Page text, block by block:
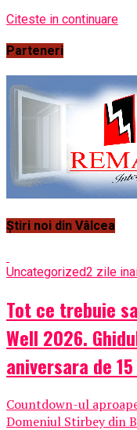
Citeste in continuare
Parteneri
Știri noi din Vâlcea
Uncategorized2 zile
Tot ce trebuie
Well 2026.
aniversara de
Countdown-ul
Domeniul Stirbey din